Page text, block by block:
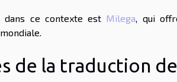
dans ce contexte est Milega, qui
de la traduction